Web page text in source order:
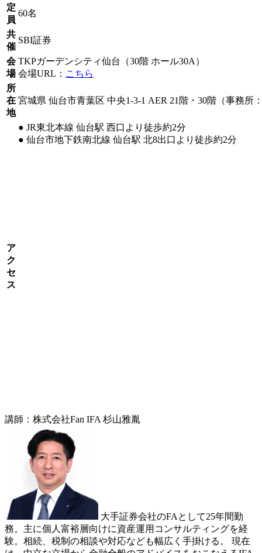
定
員
60名
共
催
SBI証券
会
場
TKPガーデンシティ仙台（30階 ホール30A）
会場URL： こちら
所
在
地
宮城県 仙台市青葉区 中央1-3-1 AER 21階・30階（事務所
ア
ク
セ
ス
● JR東北本線 仙台駅 西口より徒歩約2分
● 仙台市地下鉄南北線 仙台駅 北8出口より徒歩約2分
講師：株式会社Fan IFA 杉山雅胤
大手証券会社のFAとして25年間勤
務。主に個人富裕層向けに資産運用コンサルティングを経
験。相続、税制の相談や対応なども幅広く手掛ける。 現在